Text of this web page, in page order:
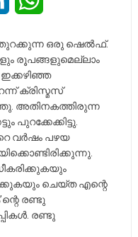
തുറക്കുന്ന ഒരു ഷെല്‍ഫ്.
രൂപങ്ങളുമെല്ലാം
ക്രിസ്മസ്
അതിനകത്തിരുന്ന
പുറക്കേക്കിട്ടു.
വര്‍ഷം പഴയ
ചെയ്ത എന്റെ
രണ്ടു
രണ്ടു